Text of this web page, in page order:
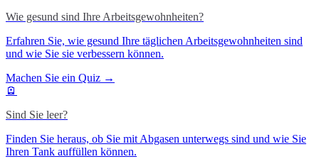
Wie gesund sind Ihre Arbeitsgewohnheiten?
Erfahren Sie, wie gesund Ihre täglichen Arbeitsgewohnheiten sind
und wie Sie sie verbessern können.
Machen Sie ein Quiz →
🪫
Sind Sie leer?
Finden Sie heraus, ob Sie mit Abgasen unterwegs sind und wie Sie
Ihren Tank auffüllen können.